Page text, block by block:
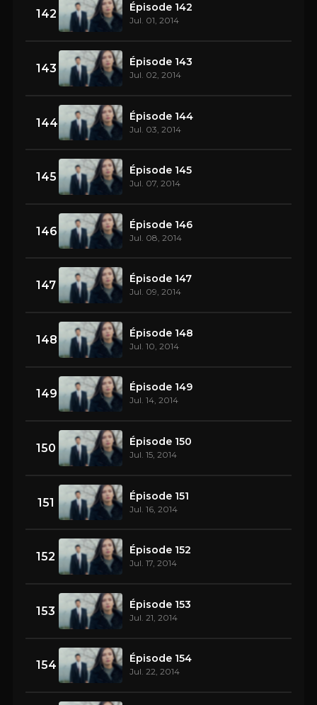
142 Épisode 142
Jul. 01, 2014
143 Épisode 143
Jul. 02, 2014
144 Épisode 144
Jul. 03, 2014
145 Épisode 145
Jul. 07, 2014
146 Épisode 146
Jul. 08, 2014
147 Épisode 147
Jul. 09, 2014
148 Épisode 148
Jul. 10, 2014
149 Épisode 149
Jul. 14, 2014
150 Épisode 150
Jul. 15, 2014
151 Épisode 151
Jul. 16, 2014
152 Épisode 152
Jul. 17, 2014
153 Épisode 153
Jul. 21, 2014
154 Épisode 154
Jul. 22, 2014